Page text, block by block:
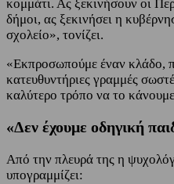
κομμάτι. Ας ξεκινήσουν οι
δήμοι, ας ξεκινήσει η
σχολείο», τονίζει.
«Εκπροσωπούμε έναν κλάδο,
κατευθυντήριες γραμμές
καλύτερο τρόπο να το
«Δεν έχουμε οδηγική
Από την πλευρά της η
υπογραμμίζει: